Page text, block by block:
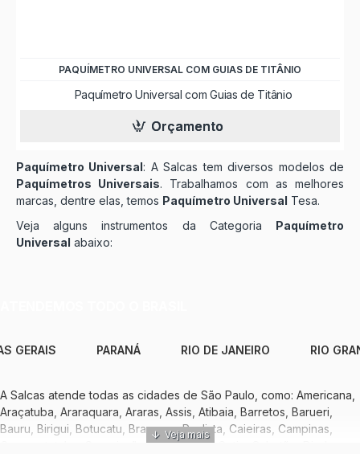
Paquímetro Universal: A Salcas tem diversos modelos de
Paquímetros Universais. Trabalhamos com as melhores
marcas, dentre elas, temos Paquímetro Universal Tesa.
Veja alguns instrumentos da Categoria Paquímetro
Universal abaixo:
PAQUÍMETRO UNIVERSAL COM GUIAS DE TITÂNIO
Paquímetro Universal com Guias de Titânio
Orçamento
GERAIS PARANÁ RIO DE JANEIRO RIO
A Salcas atende todas as cidades de São Paulo, como: Americana,
Araçatuba, Araraquara, Araras, Assis, Atibaia, Barretos, Barueri,
Bauru, Birigui, Botucatu, Bragança Paulista, Caieiras, Campinas,
Caraguatatuba, Carapicuíba, Catanduva, Cotia, Cubatão, Diadema,